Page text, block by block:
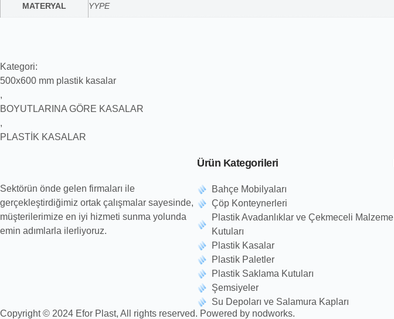
MATERYAL YYPE
Kategori:
500x600 mm plastik kasalar
,
BOYUTLARINA GÖRE KASALAR
,
PLASTİK KASALAR
Sektörün önde gelen firmaları ile
gerçekleştirdiğimiz ortak çalışmalar sayesinde,
müşterilerimize en iyi hizmeti sunma yolunda
emin adımlarla ilerliyoruz.
Ürün Kategorileri
Bahçe Mobilyaları
Çöp Konteynerleri
Plastik Avadanlıklar ve Çekmeceli Malzeme
Kutuları
Plastik Kasalar
Plastik Paletler
Plastik Saklama Kutuları
Şemsiyeler
Su Depoları ve Salamura Kapları
Copyright © 2024 Efor Plast, All rights reserved. Powered by nodworks.